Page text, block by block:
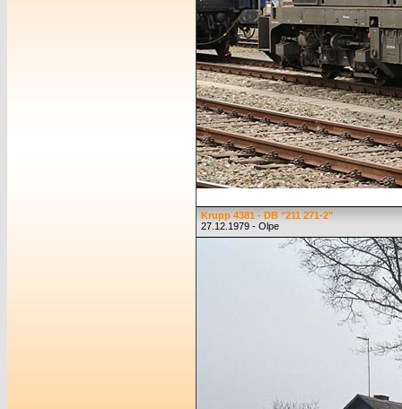
Krupp 4381 - DB "211 271-2"
27.12.1979 - Olpe